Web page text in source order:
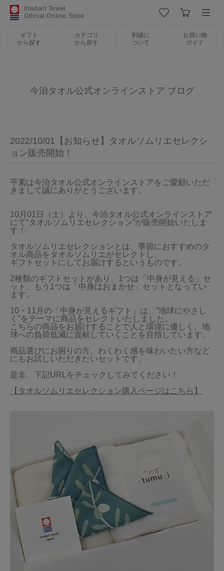
Imabari Towel
Official Online Store
ギフト
から探す
カテゴリ
から探す
刺繍に
ついて
お買い物
ガイド
ギフトから探す
刺繍について
今治タオルについて
会員サービス
店舗リスト
ヘルプ
規約
大量購入・法人向けの購入の方は
お問い合わせ
今治タオル公式オンラインストア ブログ
2022/10/01【お知らせ】タオルソムリエセレクシ
ョン販売開始！
平素は今治タオル公式オンラインストアをご愛顧いただ
きまして誠にありがとうございます。
10月01日（土）より、今治タオル公式オンラインストア
にて”タオルソムリエセレクション”が販売開始いたしま
す！
タオルソムリエセレクションとは、季節におすすめのタ
オル商品をタオルソムリエがセレクトし、
ギフトセットにしてお届けするというものです。
2種類のギフトセットがあり、1つは「中身が見える」セ
ット、もう1つは「中身はおまかせ」セットとなってい
ます。
10・11月の「中身が見えるギフト」は、”地球にやさし
く”をテーマに商品をセレクトいたしました。
こちらの商品をお届けすることで人と環境に優しく、地
球への負荷低減に貢献していくことを目指しています。
商品選びにお困りの方、わくわく感を味わいたい方など
にもお試しいただきたいセットです。
是非、下記URLをチェックしてみてください！
【タオルソムリエセレクション購入ページはこちら】